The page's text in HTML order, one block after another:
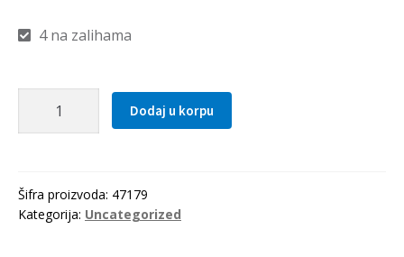
4 na zalihama
količina
Dodaj u korpu
Šifra proizvoda: 47179
Kategorija: Uncategorized